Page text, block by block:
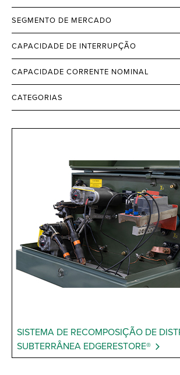
SEGMENTO DE MERCADO
CAPACIDADE DE INTERRUPÇÃO
CAPACIDADE CORRENTE NOMINAL
CATEGORIAS
SISTEMA DE RECOMPOSIÇÃO DE
SUBTERRÂNEA EDGERESTORE®